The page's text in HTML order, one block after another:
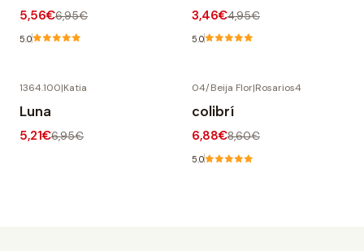
5,56€6,95€
5.0
3,46€4,95€
5.0
1364.100|Katia
Luna
5,21€6,95€
04/Beija Flor|Rosarios4
colibrí
6,88€8,60€
5.0